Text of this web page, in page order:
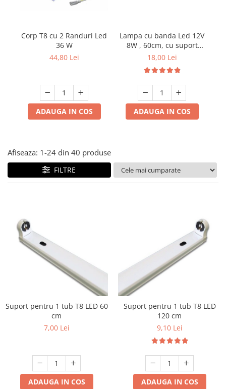
Lampi solare
Spoturi LED
Corpuri Led - industriale
Proiectoare LED
Corpuri stradale
Lămpi portabile
senzor
Veioze/Lămpi/lampa de veghe
senzor
Lampi emergente
Lustre
Spoturi led pe sina
Aparataj şi accesorii
Alimentatoare/Drivere
Bară alimentare nul
Cablu electric, canal cablu
electrice/Morsete/reglete
Copex
Corp T8 cu 2 Randuri Led
36 W
44,80 Lei
ADAUGA IN COS
Lampa cu banda Led 12V
8W , 60cm, cu suport
aluminiu si clesti de
18,00 Lei
ADAUGA IN COS
Afiseaza: 1-24 din 40 produse
FILTRE
Suport pentru 1 tub T8 LED 60
cm
7,00 Lei
ADAUGA IN COS
Suport pentru 1 tub T8 LED
120 cm
9,10 Lei
ADAUGA IN COS